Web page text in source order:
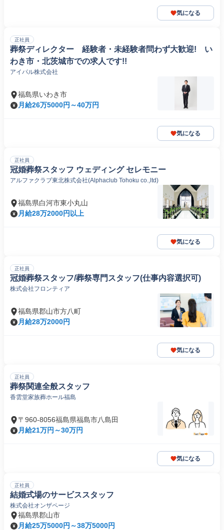
気になる
正社員
葬祭ディレクター 経験者・未経験者問わず大歓迎! い
わき市・北茨城市での求人です!!
アイパル株式会社
福島県いわき市
月給26万5000円～40万円
気になる
正社員
冠婚葬祭スタッフ ウェディング セレモニー
アルファクラブ東北株式会社(Alphaclub Tohoku co.,ltd)
福島県白河市東小丸山
月給28万2000円以上
気になる
正社員
冠婚葬祭スタッフ/葬祭専門スタッフ(仕事内容選択可)
株式会社フロンティア
福島県郡山市方八町
月給28万2000円
気になる
正社員
葬祭関連全般スタッフ
香雲堂家族葬ホール福島
〒960-8056福島県福島市八島田
月給21万円～30万円
気になる
正社員
結婚式場のサービススタッフ
株式会社オンザページ
福島県郡山市
月給25万5000円～38万5000円